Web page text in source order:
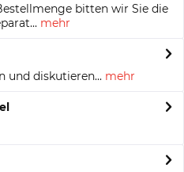
bitten wir Sie die
mehr
und diskutieren... mehr